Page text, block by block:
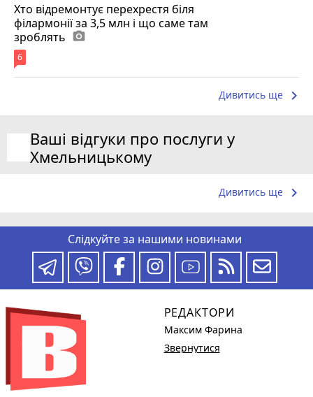
Хто відремонтує перехрестя біля
філармонії за 3,5 млн і що саме там
зроблять photo_camera
6
Дивитись ще keyboard_arrow_right
Ваші відгуки про послуги у
Хмельницькому
Дивитись ще keyboard_arrow_right
Слідкуйте за нашими новинами
РЕДАКТОРИ
Максим Фарина
Звернутися